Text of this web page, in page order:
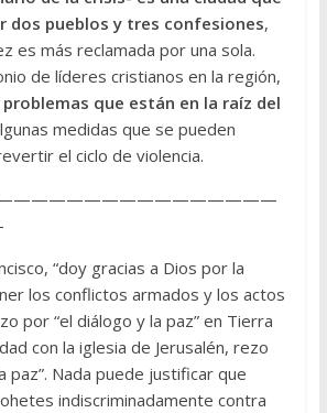
dos pueblos y tres confesiones,
es más reclamada por una sola.
de líderes cristianos en la región,
que están en la raíz del
medidas que se pueden
el ciclo de violencia.
“doy gracias a Dios por la
los conflictos armados y los actos
por “el diálogo y la paz” en Tierra
con la iglesia de Jerusalén, rezo
paz”. Nada puede justificar que
indiscriminadamente contra